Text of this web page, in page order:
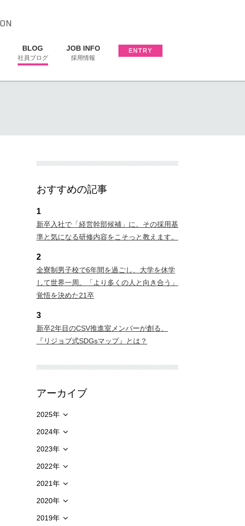
BLOG
社員ブログ
JOB INFO
採用情報
ENTRY
おすすめの記事
1
新卒入社で「経営幹部候補」に。その採用基
準と気になる研修内容をこそっと教えます。
2
全寮制男子校で6年間を過ごし、大学を休学
して世界一周。「より多くの人と向き合う」
覚悟を決めた21卒
3
新卒2年目のCSV推進室メンバーが創る、
『リジョブ式SDGsマップ』とは？
アーカイブ
2025年
2024年
2023年
2022年
2021年
2020年
2019年